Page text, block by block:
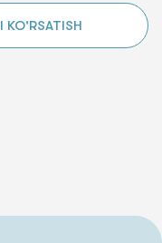
KO'RSATISH